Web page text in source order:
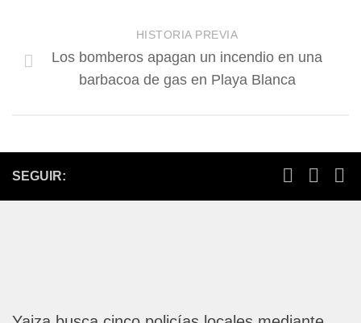
HISTORIA PREVIA
Los bomberos apagan un incendio en una
barbacoa de gas en Playa Blanca
SEGUIR: